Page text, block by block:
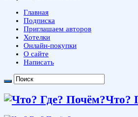
Главная
Подписка
Приглашаем авторов
Хотелки
Онлайн-покупки
О сайте
Написать
Что?